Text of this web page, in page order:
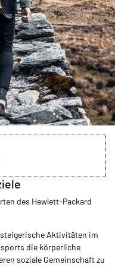
des Hewlett-Packard
Aktivitäten im
die körperliche
soziale Gemeinschaft zu